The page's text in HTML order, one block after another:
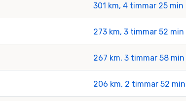
301 km, 4 timmar 25 min
273 km, 3 timmar 52 min
267 km, 3 timmar 58 min
206 km, 2 timmar 52 min